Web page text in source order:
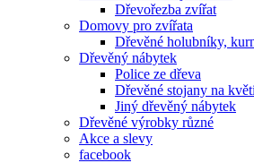
Dřevořezba zvířat
Domovy pro zvířata
Dřevěné holubníky,
Dřevěný nábytek
Police ze dřeva
Dřevěné stojany na
Jiný dřevěný nábytek
Dřevěné výrobky různé
Akce a slevy
facebook